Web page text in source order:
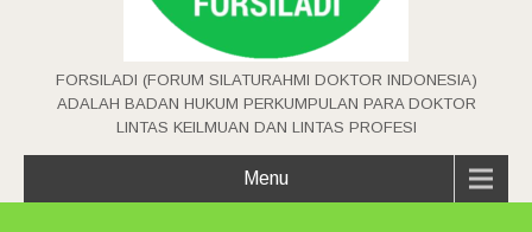
FORSILADI (FORUM SILATURAHMI DOKTOR INDONESIA)
ADALAH BADAN HUKUM PERKUMPULAN PARA DOKTOR
LINTAS KEILMUAN DAN LINTAS PROFESI
Menu